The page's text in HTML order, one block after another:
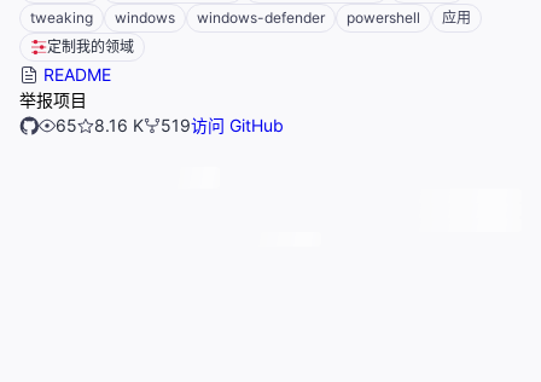
tweaking
windows windows-defender powershell
应用
定制我的领域
README
举报项目
65
8.16 K 519访问 GitHub